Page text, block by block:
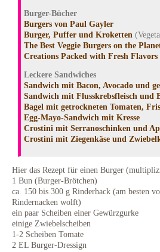
Burger-Bücher
Burgers von Paul Gayler
Burger, Puffer und Kroketten
The Best Veggie Burgers on the
Creations Packed with Fresh Flavors
Leckere Sandwiches
Sandwich mit Bacon, Avocado und
Sandwich mit Flusskrebsfleisch und
Bagel mit getrockneten Tomaten,
Egg-Mayo-Sandwich mit Kresse
Crostini mit Serranoschinken und
Crostini mit Ziegenkäse und
Hier das Rezept für einen Burger
1 Bun (Burger-Brötchen)
ca. 150 bis 300 g Rinderhack (am besten
Rindernacken wolft)
ein paar Scheiben einer Gewürzgurke
einige Zwiebelscheiben
1-2 Scheiben Tomate
2 EL Burger-Dressign